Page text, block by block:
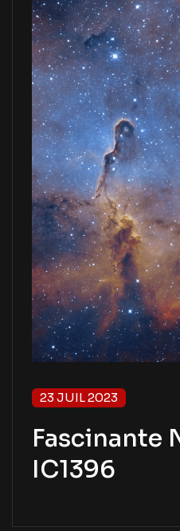
23 JUIL 2023
Fascinante
IC1396